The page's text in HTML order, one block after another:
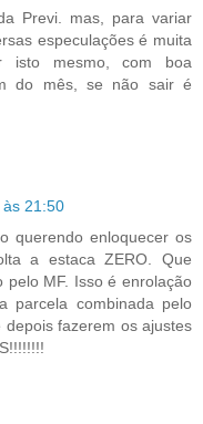
Previ. mas, para variar
especulações é muita
isto mesmo, com boa
do mês, se não sair é
21:50
querendo enloquecer os
a estaca ZERO. Que
pelo MF. Isso é enrolação
parcela combinada pelo
fazerem os ajustes